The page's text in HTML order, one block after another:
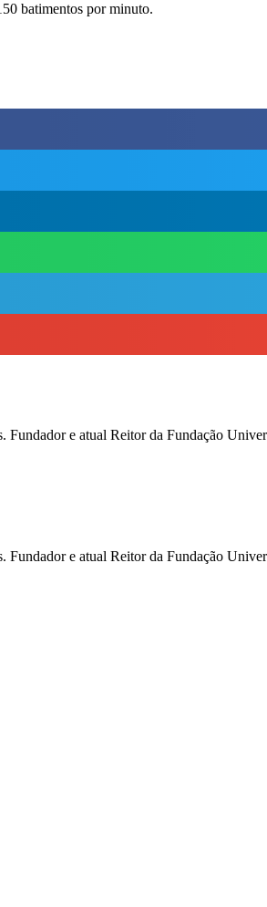
batimentos por minuto.
e atual Reitor da Fundação
e atual Reitor da Fundação